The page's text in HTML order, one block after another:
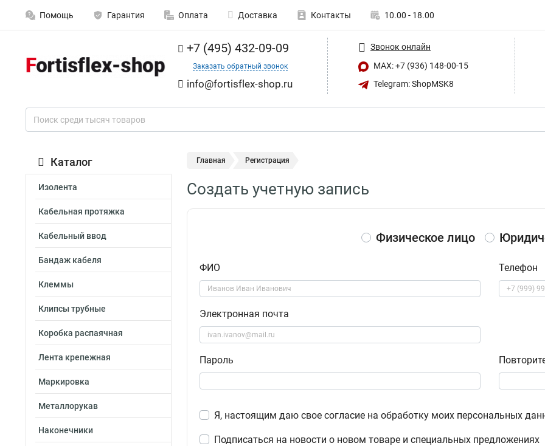
Помощь Гарантия Оплата Доставка Контакты 10.00 - 18.00
+7 (495) 432-09-09
Заказать обратный звонок
info@fortisflex-shop.ru
Звонок онлайн
MAX: +7 (936) 148-00-15
Telegram: ShopMSK8
Каталог
Изолента
Кабельная протяжка
Кабельный ввод
Бандаж кабеля
Клеммы
Клипсы трубные
Коробка распаячная
Лента крепежная
Маркировка
Металлорукав
Наконечники
Главная Регистрация
Создать учетную запись
Физическое лицо
ФИО Телефон
Электронная почта
Пароль
Я, настоящим даю свое согласие на обработку моих персональных
Подписаться на новости о новом товаре и специальных предложениях